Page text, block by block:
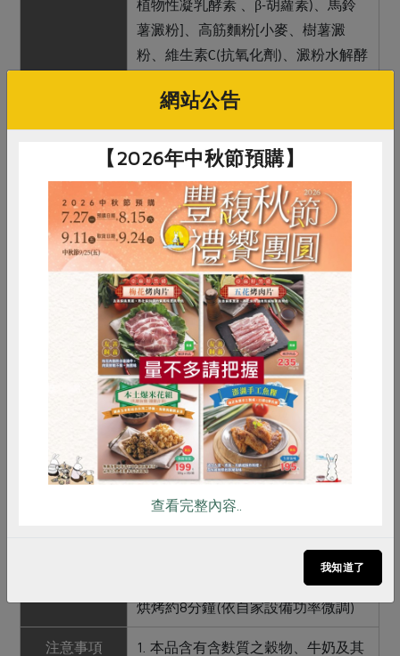
植物性凝乳酵素 、β-胡蘿素)
、馬鈴
薯澱粉
、高筋麵粉 [小麥、樹薯澱
粉、維生素C(抗氧化劑 )
、澱粉水解酵
本土全麥粉*、番茄醬
鮑菇*、特級冷壓橄欖油*、碘鹽、特
砂、酵母粉[釀酒酵母、乳化劑
酸山梨醇酐酯)、抗氧化劑(維生素
C)]、奧勒岡葉、黑胡椒粉、非基改玉
米澱粉
保存條件 冷凍未開封可保存6個月
產品說明
1.使用合作社指定原料(以*表示)。
2.披薩麵皮添加喜願本土全麥粉(20%
以上)，抹上瑪諾蘭迦自製番茄醬，搭
配優質特級冷壓橄欖油與指定杏鮑菇
製作而成，口味清爽少負擔，如想葷
食，亦可自行加上些許沙拉米臘腸或
培根，烘烤後增加香氣，風味更佳。
150°C，披薩放入後烘烤約8分鐘；或
2. 氣炸鍋：無須解凍，以150~170°C
烘烤約8分鐘(依自家設備功率微調)
注意事項
1. 本品含有含麩質之穀物、牛奶及其
RPET 食譜 減硝酸鹽
雞蛋 食安 共同購買
網站公告
【2026年中秋節預購】
查看完整內容..
我知道了